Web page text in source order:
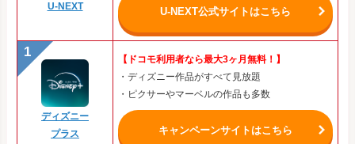
U-NEXT U-NEXT公式サイトはこちら
ディズニー
プラス
【ドコモ利用者なら最大3ヶ月無料！】
・ディズニー作品がすべて見放題
・ピクサーやマーベルの作品も多数
キャンペーンサイトはこちら